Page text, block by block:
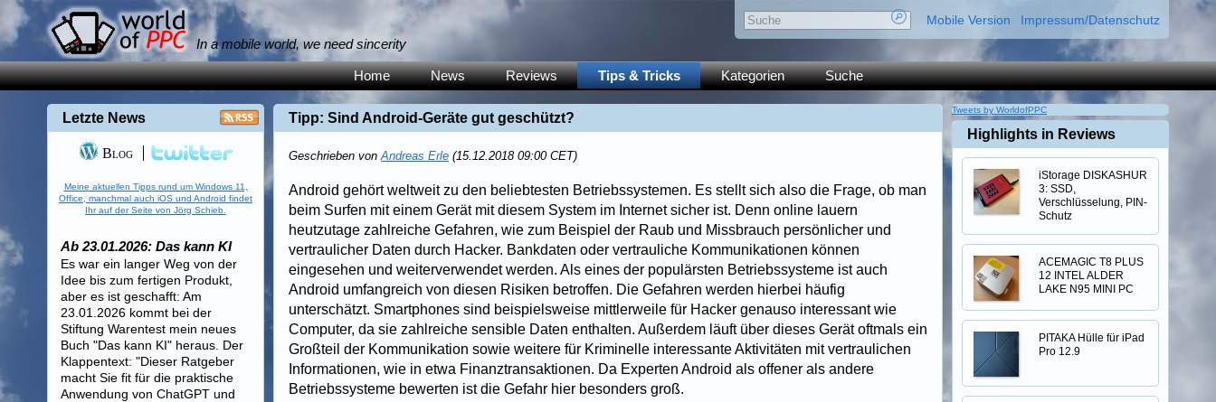
In a mobile world, we need sincerity
Mobile Version Impressum/Datenschutz
Home News Reviews Tips & Tricks Kategorien Suche
Tipp: Sind Android-Geräte gut geschützt?
Geschrieben vonAndreas Erle (15.12.2018 09:00 CET)
Android gehört weltweit zu den beliebtesten Betriebssystemen. Es stellt sich also die Frage, ob man
beim Surfen mit einem Gerät mit diesem System im Internet sicher ist. Denn online lauern
heutzutage zahlreiche Gefahren, wie zum Beispiel der Raub und Missbrauch persönlicher und
vertraulicher Daten durch Hacker. Bankdaten oder vertrauliche Kommunikationen können
eingesehen und weiterverwendet werden. Als eines der populärsten Betriebssysteme ist auch
Android umfangreich von diesen Risiken betroffen. Die Gefahren werden hierbei häufig
unterschätzt. Smartphones sind beispielsweise mittlerweile für Hacker genauso interessant wie
Computer, da sie zahlreiche sensible Daten enthalten. Außerdem läuft über dieses Gerät oftmals ein
Großteil der Kommunikation sowie weitere für Kriminelle interessante Aktivitäten mit vertraulichen
Informationen, wie in etwa Finanztransaktionen. Da Experten Android als offener als andere
Betriebssysteme bewerten ist die Gefahr hier besonders groß.
Letzte News
Blog
Meine aktuellen Tipps rund um Windows 11,
Office, manchmal auch iOS und Android findet
Ihr auf der Seite von Jörg Schieb.
Ab 23.01.2026: Das kann KI
Es war ein langer Weg von der
Idee bis zum fertigen Produkt,
aber es ist geschafft: Am
23.01.2026 kommt bei der
Stiftung Warentest mein neues
Buch "Das kann KI" heraus. Der
Klappentext: "Dieser Ratgeber
macht Sie fit für die praktische
Anwendung von ChatGPT und
Tweets by WorldofPPC
Highlights in Reviews
iStorage DISKASHUR
3: SSD,
Verschlüsselung, PIN-
Schutz
ACEMAGIC T8 PLUS
12 INTEL ALDER
LAKE N95 MINI PC
PITAKA Hülle für iPad
Pro 12.9